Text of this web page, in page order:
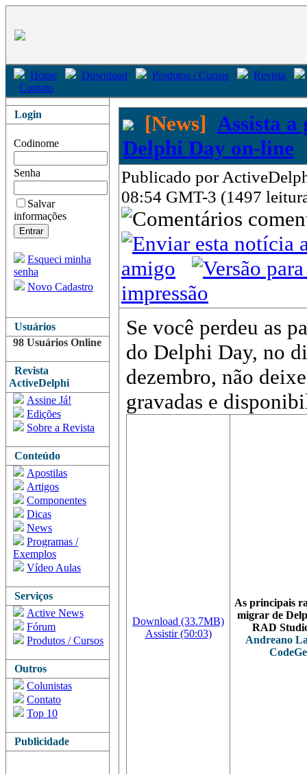
Home Download Produtos / Cursos
Revista
Contato
Login
Codinome
Senha
Salvar
informações
Esqueci minha
senha
Novo Cadastro
Usuários
98 Usuários Online
Revista
ActiveDelphi
Assine Já!
Edições
Sobre a Revista
Conteúdo
Apostilas
Artigos
Componentes
Dicas
News
Programas /
Exemplos
Vídeo Aulas
Serviços
Active News
Fórum
Produtos / Cursos
Outros
Colunistas
Contato
Top 10
Publicidade
[News] Assista a
Delphi Day on-line
Publicado por
08:54 GMT-3 (1497
amigo
impressão
Se você perdeu as
do Delphi Day, no
dezembro, não
gravadas e
Download (33.7MB)
Assistir (50:03)
As principais
migrar de
RAD
Andreano